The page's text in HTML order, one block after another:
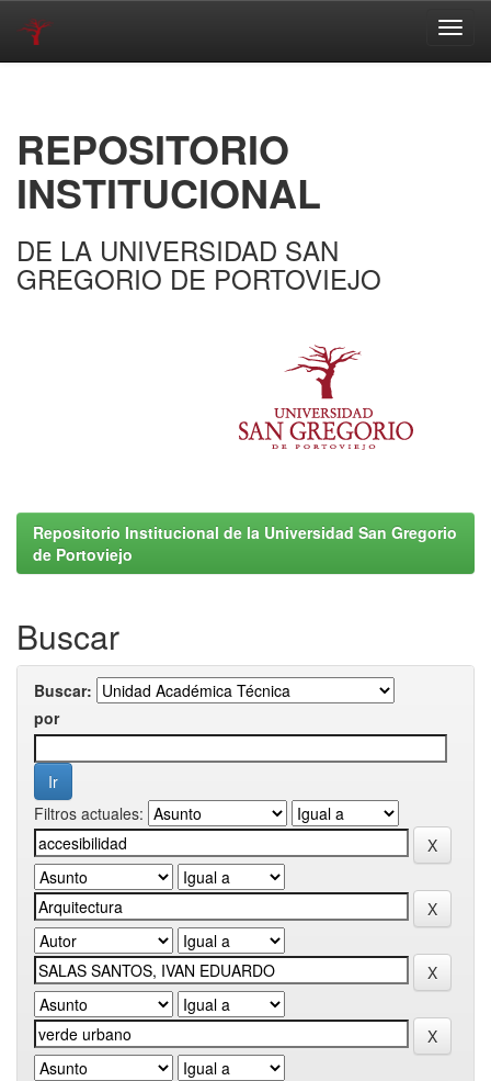
REPOSITORIO
INSTITUCIONAL
DE LA UNIVERSIDAD SAN
GREGORIO DE PORTOVIEJO
Repositorio Institucional de la Universidad San Gregorio
de Portoviejo
Buscar
Buscar:
por
Filtros actuales: